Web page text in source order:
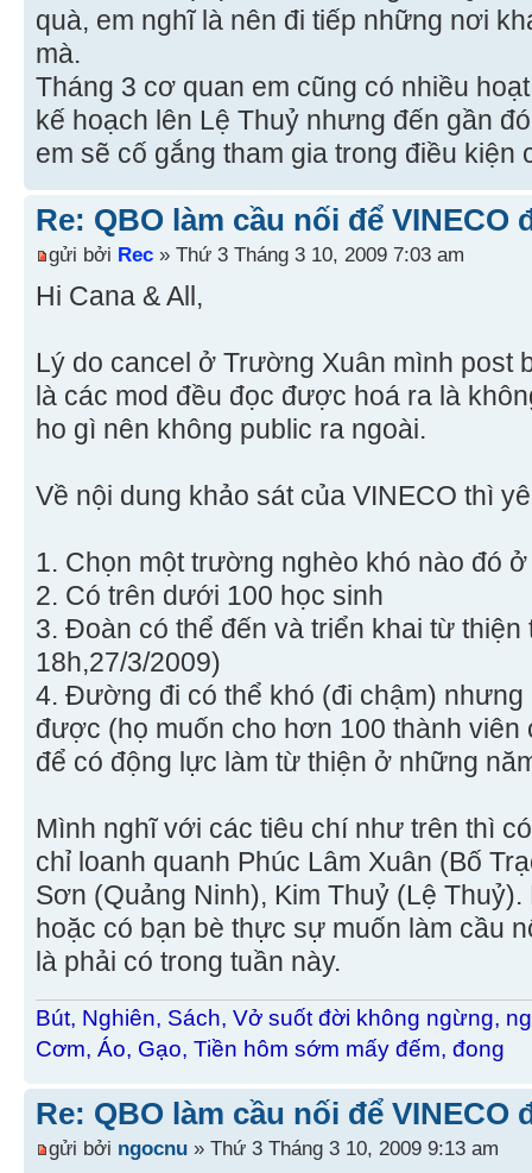
quà, em nghĩ là nên đi tiếp những nơi
mà.
Tháng 3 cơ quan em cũng có nhiều
kế hoạch lên Lệ Thuỷ nhưng đến gần
em sẽ cố gắng tham gia trong điều kiện
Re: QBO làm cầu nối để VINECO
gửi bởi Rec » Thứ 3 Tháng 3 10, 2009 7:03 am
Hi Cana & All,
Lý do cancel ở Trường Xuân mình post
là các mod đều đọc được hoá ra là
ho gì nên không public ra ngoài.
Về nội dung khảo sát của VINECO thì
1. Chọn một trường nghèo khó nào đó ở
2. Có trên dưới 100 học sinh
3. Đoàn có thể đến và triển khai từ thiện
18h,27/3/2009)
4. Đường đi có thể khó (đi chậm)
được (họ muốn cho hơn 100 thành viên
để có động lực làm từ thiện ở những
Mình nghĩ với các tiêu chí như trên thì
chỉ loanh quanh Phúc Lâm Xuân (Bố
Sơn (Quảng Ninh), Kim Thuỷ (Lệ
hoặc có bạn bè thực sự muốn làm cầu
là phải có trong tuần này.
Bút, Nghiên, Sách, Vở suốt đời không ngừng,
Cơm, Áo, Gạo, Tiền hôm sớm mấy đếm, đong
Re: QBO làm cầu nối để VINECO
gửi bởi ngocnu » Thứ 3 Tháng 3 10, 2009 9:13 am